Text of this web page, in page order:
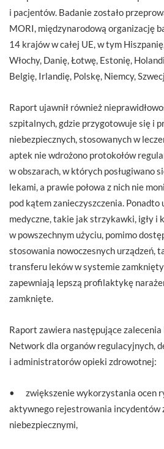
i pacjentów. Badanie zostało
MORI, międzynarodową organizację
14 krajów w całej UE, w tym
Włochy, Danię, Łotwę, Estonię,
Belgię, Irlandię, Polskę, Niemcy,
Raport ujawnił również
szpitalnych, gdzie przygotowuje się i
niebezpiecznych, stosowanych w
aptek nie wdrożono protokołów
w obszarach, w których posługiwano
lekami, a prawie połowa z nich nie
pod kątem zanieczyszczenia. Ponadto
medyczne, takie jak strzykawki, igły i
w powszechnym użyciu, pomimo
stosowania nowoczesnych urządzeń,
transferu leków w systemie
zapewniają lepszą profilaktykę
zamknięte.
Raport zawiera następujące
Network dla organów regulacyjnych,
i administratorów opieki zdrowotnej:
• zwiększenie wykorzystania ocen
aktywnego rejestrowania incydentów
niebezpiecznymi,